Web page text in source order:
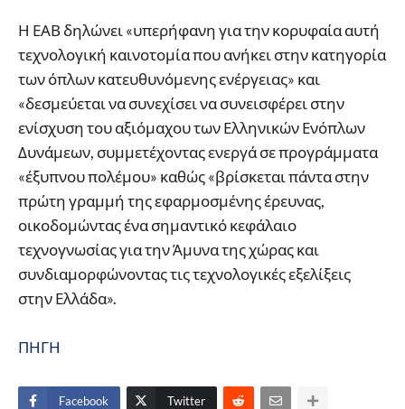
Η ΕΑΒ δηλώνει «υπερήφανη για την κορυφαία αυτή
τεχνολογική καινοτομία που ανήκει στην κατηγορία
των όπλων κατευθυνόμενης ενέργειας» και
«δεσμεύεται να συνεχίσει να συνεισφέρει στην
ενίσχυση του αξιόμαχου των Ελληνικών Ενόπλων
Δυνάμεων, συμμετέχοντας ενεργά σε προγράμματα
«έξυπνου πολέμου» καθώς «βρίσκεται πάντα στην
πρώτη γραμμή της εφαρμοσμένης έρευνας,
οικοδομώντας ένα σημαντικό κεφάλαιο
τεχνογνωσίας για την Άμυνα της χώρας και
συνδιαμορφώνοντας τις τεχνολογικές εξελίξεις
στην Ελλάδα».
ΠΗΓΗ
Facebook Twitter